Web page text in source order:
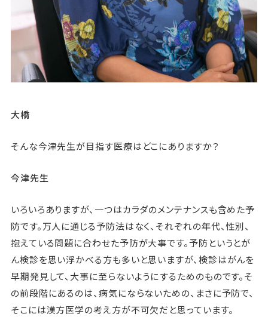
大橋
そんな今津先生が目指す医療はどこにありますか？
今津先生
いろいろありますが、一つはカラダのメンテナンスも含めた予
防です。万人に通じる予防法はなく、それぞれの年代、性別、
抱えている問題に合わせた予防が大事です。予防というとが
ん検診を思い浮かべる方も多いと思いますが、検診はがんを
早期発見して、大事に至らないようにするためのものです。そ
の前段階にあるのは、病気にならないための、まさに予防で、
そこには漢方医学の考え方が不可欠だと思っています。